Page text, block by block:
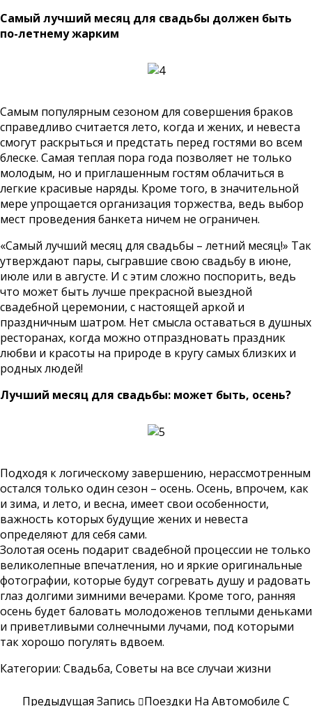
Самый лучший месяц для свадьбы должен быть
по-летнему жарким
Самым популярным сезоном для совершения браков
справедливо считается лето, когда и жених, и невеста
смогут раскрыться и предстать перед гостями во всем
блеске. Самая теплая пора года позволяет не только
молодым, но и приглашенным гостям облачиться в
легкие красивые наряды. Кроме того, в значительной
мере упрощается организация торжества, ведь выбор
мест проведения банкета ничем не ограничен.
«Самый лучший месяц для свадьбы – летний месяц!» Так
утверждают пары, сыгравшие свою свадьбу в июне,
июле или в августе. И с этим сложно поспорить, ведь
что может быть лучше прекрасной выездной
свадебной церемонии, с настоящей аркой и
праздничным шатром. Нет смысла оставаться в душных
ресторанах, когда можно отпраздновать праздник
любви и красоты на природе в кругу самых близких и
родных людей!
Лучший месяц для свадьбы: может быть, осень?
Подходя к логическому завершению, нерассмотренным
остался только один сезон – осень. Осень, впрочем, как
и зима, и лето, и весна, имеет свои особенности,
важность которых будущие жених и невеста
определяют для себя сами.
Золотая осень подарит свадебной процессии не только
великолепные впечатления, но и яркие оригинальные
фотографии, которые будут согревать душу и радовать
глаз долгими зимними вечерами. Кроме того, ранняя
осень будет баловать молодоженов теплыми деньками
и приветливыми солнечными лучами, под которыми
так хорошо погулять вдвоем.
Категории: Свадьба, Советы на все случаи жизни
Предыдущая Запись Поездки На Автомобиле С